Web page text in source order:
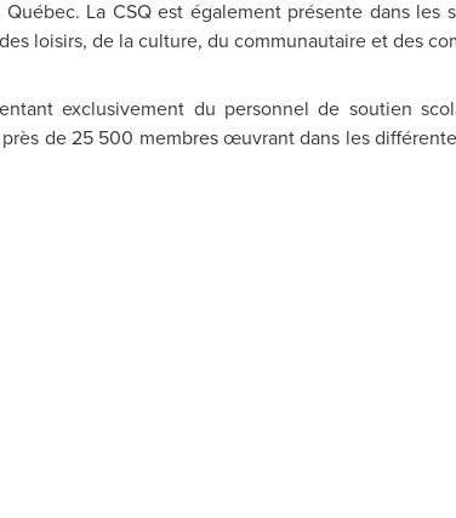
La CSQ est également présente dans les
loisirs, de la culture, du communautaire et des
exclusivement du personnel de soutien
de 25 500 membres œuvrant dans les